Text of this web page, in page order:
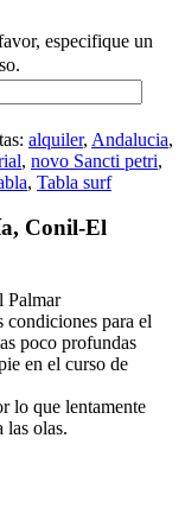
especifique un
alquiler, Andalucia,
, novo Sancti petri,
, Tabla surf
Conil-El
Palmar
condiciones para el
poco profundas
en el curso de
lo que lentamente
las olas.